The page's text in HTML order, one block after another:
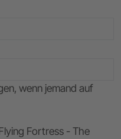
wenn jemand auf
Fortress - The